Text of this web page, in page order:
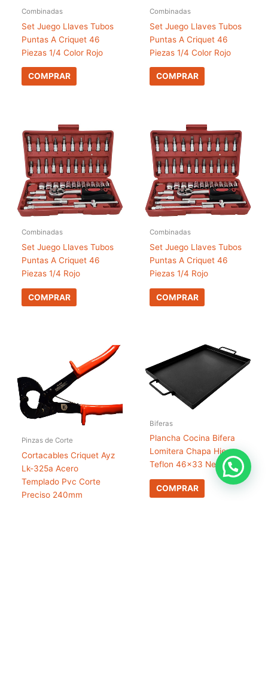
Combinadas
Set Juego Llaves Tubos
Puntas A Criquet 46
Piezas 1/4 Color Rojo
COMPRAR
Combinadas
Set Juego Llaves Tubos
Puntas A Criquet 46
Piezas 1/4 Color Rojo
COMPRAR
Combinadas
Set Juego Llaves Tubos
Puntas A Criquet 46
Piezas 1/4 Rojo
COMPRAR
Combinadas
Set Juego Llaves Tubos
Puntas A Criquet 46
Piezas 1/4 Rojo
COMPRAR
Pinzas de Corte
Cortacables Criquet Ayz
Lk-325a Acero
Templado Pvc Corte
Preciso 240mm
Biferas
Plancha Cocina Bifera
Lomitera Chapa Hierro
Teflon 46×33 Negro
COMPRAR